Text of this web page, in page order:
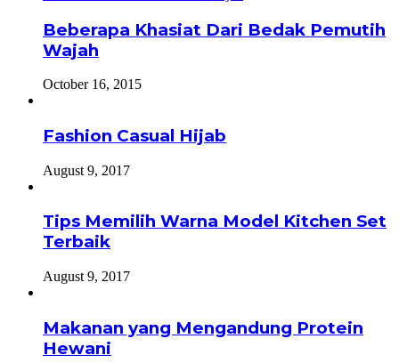
Beberapa Khasiat Dari Bedak Pemutih
Wajah
October 16, 2015
Fashion Casual Hijab
August 9, 2017
Tips Memilih Warna Model Kitchen Set
Terbaik
August 9, 2017
Makanan yang Mengandung Protein
Hewani